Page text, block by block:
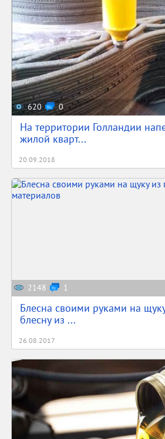
620 0
На территории Голландии
жилой кварт...
20.09.2018
2148 1
Блесна своими руками на
блесну из ...
26.08.2017